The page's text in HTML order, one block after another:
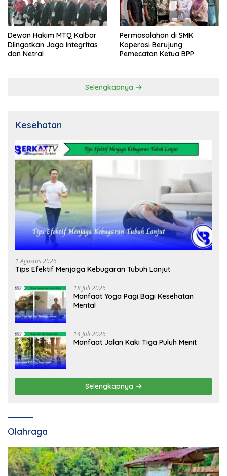
Dewan Hakim MTQ Kalbar
Diingatkan Jaga Integritas
dan Netral
Permasalahan di SMK
Koperasi Berujung
Pemecatan Ketua BPP
Selengkapnya
Kesehatan
1 Agustus 2026
Tips Efektif Menjaga Kebugaran Tubuh Lanjut
18 Juli 2026
Manfaat Yoga Pagi Bagi Kesehatan
Mental
14 Juli 2026
Manfaat Jalan Kaki Tiga Puluh Menit
Selengkapnya
Olahraga